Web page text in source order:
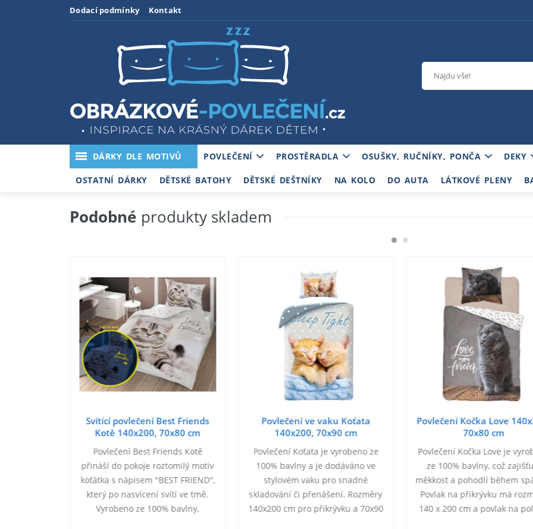
Dodací podmínky Kontakt
DÁRKY DLE MOTIVŮ POVLEČENÍ PROSTĚRADLA OSUŠKY, RUČNÍKY, PONČA DEKY
OSTATNÍ DÁRKY DĚTSKÉ BATOHY DĚTSKÉ DEŠTNÍKY NA KOLO DO AUTA LÁTKOVÉ PLENY
Podobné produkty skladem
Svítící povlečení Best Friends
Kotě 140x200, 70x80 cm
Povlečení Best Friends Kotě
přináší do pokoje roztomilý motiv
koťátka s nápisem "BEST FRIEND",
který po nasvícení svítí ve tmě.
Vyrobeno ze 100% bavlny,
Povlečení ve vaku Koťata
140x200, 70x90 cm
Povlečení Koťata je vyrobeno ze
100% bavlny a je dodáváno ve
stylovém vaku pro snadné
skladování či přenášení. Rozměry
140x200 cm pro přikrývku a 70x90
Povlečení Kočka Love
70x80 cm
Povlečení Kočka Love je
ze 100% bavlny, což
měkkost a pohodlí během
Povlak na přikrývku má
140 x 200 cm a povlak na